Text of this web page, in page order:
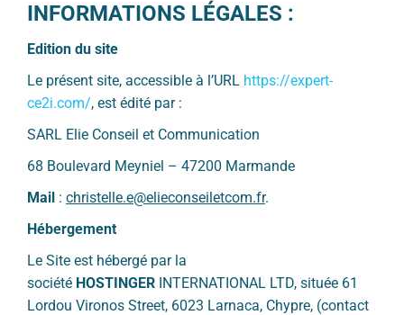
INFORMATIONS LÉGALES :
Edition du site
Le présent site, accessible à l’URL https://expert-
ce2i.com/, est édité par :
SARL Elie Conseil et Communication
68 Boulevard Meyniel – 47200 Marmande
Mail : christelle.e@elieconseiletcom.fr.
Hébergement
Le Site est hébergé par la
société HOSTINGER INTERNATIONAL LTD, située 61
Lordou Vironos Street, 6023 Larnaca, Chypre, (contact